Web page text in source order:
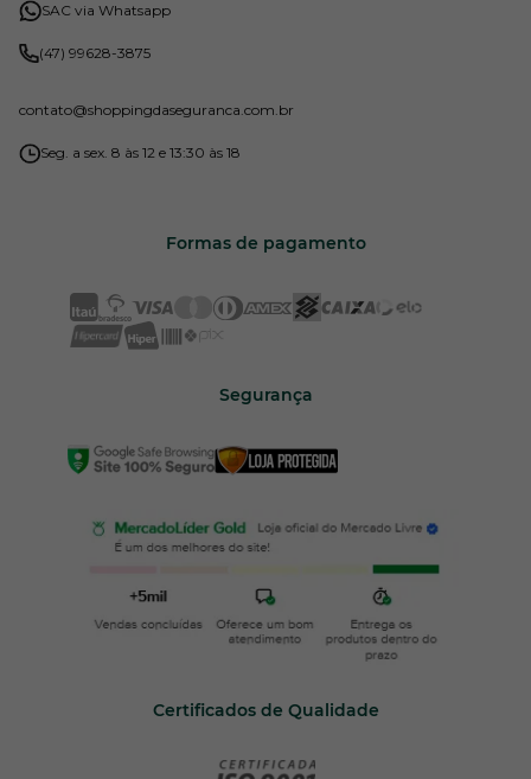
SAC via Whatsapp
(47) 99628-3875
contato@shoppingdaseguranca.com.br
Seg. a sex. 8 às 12 e 13:30 às 18
Formas de pagamento
Segurança
Certificados de Qualidade